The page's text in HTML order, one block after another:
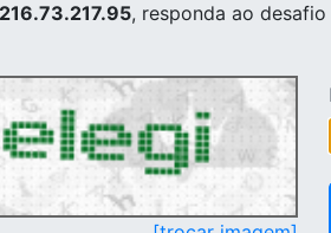
216.73.217.95, responda ao desafio